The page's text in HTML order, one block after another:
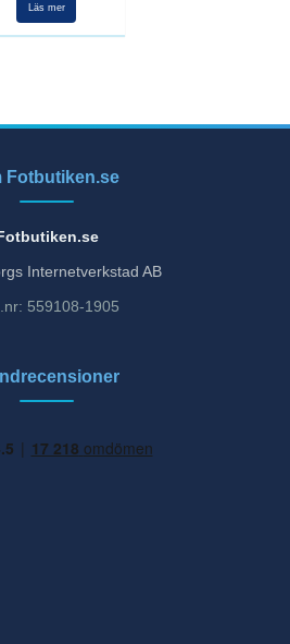
Läs mer
Fotbutiken.se
Internetverkstad AB
559108-1905